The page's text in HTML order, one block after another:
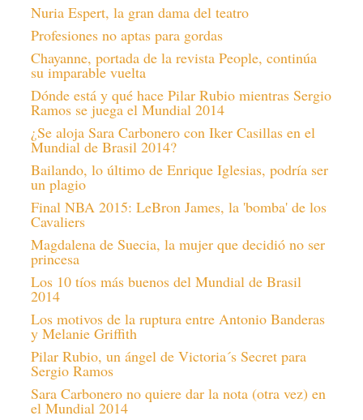
Nuria Espert, la gran dama del teatro
Profesiones no aptas para gordas
Chayanne, portada de la revista People, continúa
su imparable vuelta
Dónde está y qué hace Pilar Rubio mientras Sergio
Ramos se juega el Mundial 2014
¿Se aloja Sara Carbonero con Iker Casillas en el
Mundial de Brasil 2014?
Bailando, lo último de Enrique Iglesias, podría ser
un plagio
Final NBA 2015: LeBron James, la 'bomba' de los
Cavaliers
Magdalena de Suecia, la mujer que decidió no ser
princesa
Los 10 tíos más buenos del Mundial de Brasil
2014
Los motivos de la ruptura entre Antonio Banderas
y Melanie Griffith
Pilar Rubio, un ángel de Victoria´s Secret para
Sergio Ramos
Sara Carbonero no quiere dar la nota (otra vez) en
el Mundial 2014